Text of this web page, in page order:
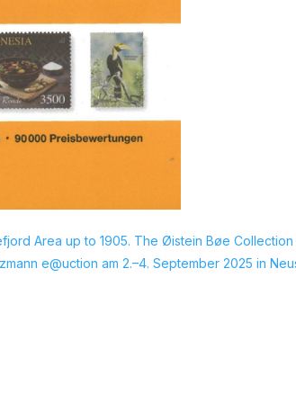
Area up to 1905. The Øistein Bøe Collection
e@uction am 2.–4. September 2025 in